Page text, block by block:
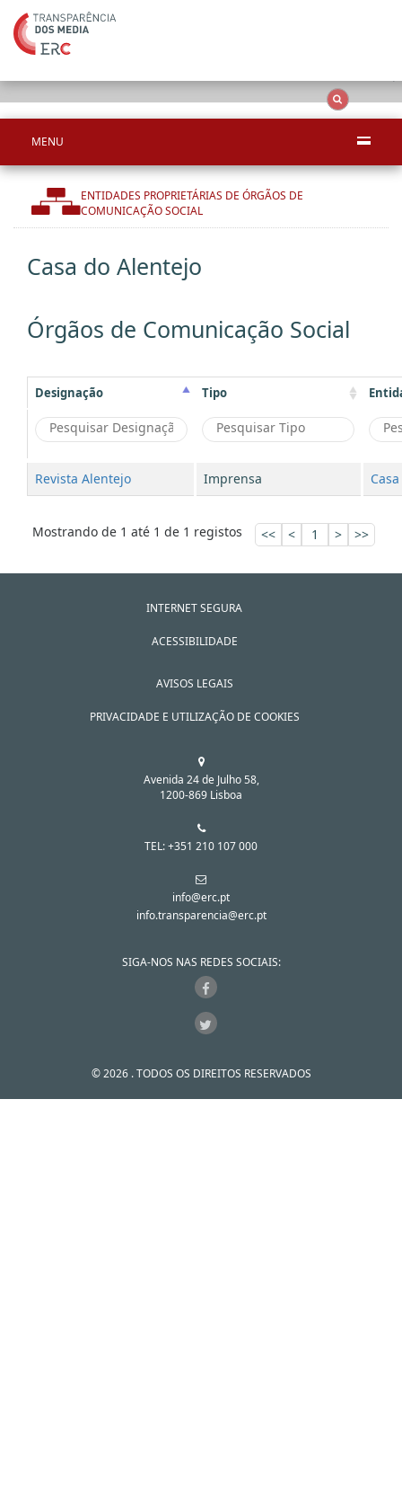
MENU
ENTIDADES PROPRIETÁRIAS DE ÓRGÃOS DE
COMUNICAÇÃO SOCIAL
Casa do Alentejo
Órgãos de Comunicação Social
Designação Tipo
Revista Alentejo Imprensa
Mostrando de 1 até 1 de 1 registos << < 1 > >>
INTERNET SEGURA
ACESSIBILIDADE
AVISOS LEGAIS
PRIVACIDADE E UTILIZAÇÃO DE COOKIES
Avenida 24 de Julho 58,
1200-869 Lisboa
TEL: +351 210 107 000
info@erc.pt
info.transparencia@erc.pt
SIGA-NOS NAS REDES SOCIAIS:
© 2026 . TODOS OS DIREITOS RESERVADOS